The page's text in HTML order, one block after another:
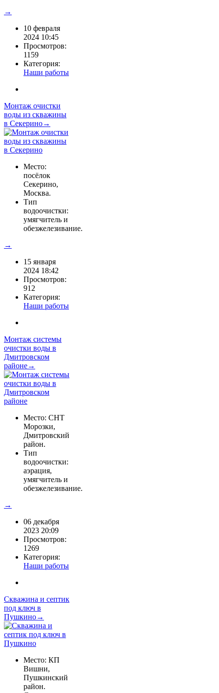
→
10 февраля
2024 10:45
Просмотров:
1159
Категория:
Наши работы
Монтаж очистки
воды из скважины
в Секерино→
Место:
посёлок
Секерино,
Москва.
Тип
водоочистки:
умягчитель и
обезжелезивание.
→
15 января
2024 18:42
Просмотров:
912
Категория:
Наши работы
Монтаж системы
очистки воды в
Дмитровском
районе→
Место: СНТ
Морозки,
Дмитровский
район.
Тип
водоочистки:
аэрация,
умягчитель и
обезжелезивание.
→
06 декабря
2023 20:09
Просмотров:
1269
Категория:
Наши работы
Скважина и септик
под ключ в
Пушкино→
Место: КП
Вишни,
Пушкинский
район.